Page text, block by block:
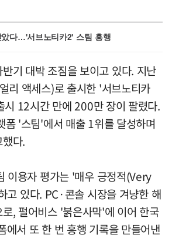
다…'서브노티카2' 스팀 흥행
기 대박 조짐을 보이고 있다. 지난
리 액세스)로 출시한 '서브노티카
시 12시간 만에 200만 장이 팔렸다.
폼 '스팀'에서 매출 1위를 달성하며
다.
이용자 평가는 '매우 긍정적(Very
있다. PC·콘솔 시장을 겨냥한 해
, 펄어비스 '붉은사막'에 이어 한국
에서 또 한 번 흥행 기록을 만들어낸